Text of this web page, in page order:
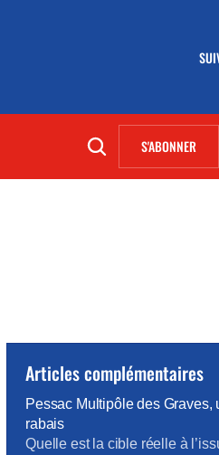
S'ABONNER
Articles complémentaires
Pessac Multipôle des Graves,
rabais
Quelle est la cible réelle à